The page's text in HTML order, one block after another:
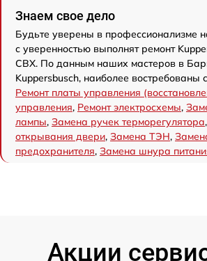
Знаем свое дело
Будьте уверены в профессионализме
с уверенностью выполнят ремонт
CBX. По данным наших мастеров в
Kuppersbusch, наиболее востребованы
Ремонт платы управления
управления, Ремонт электросхемы,
лампы, Замена ручек терморегулятора,
открывания двери, Замена ТЭН,
предохранителя, Замена шнура
Акции